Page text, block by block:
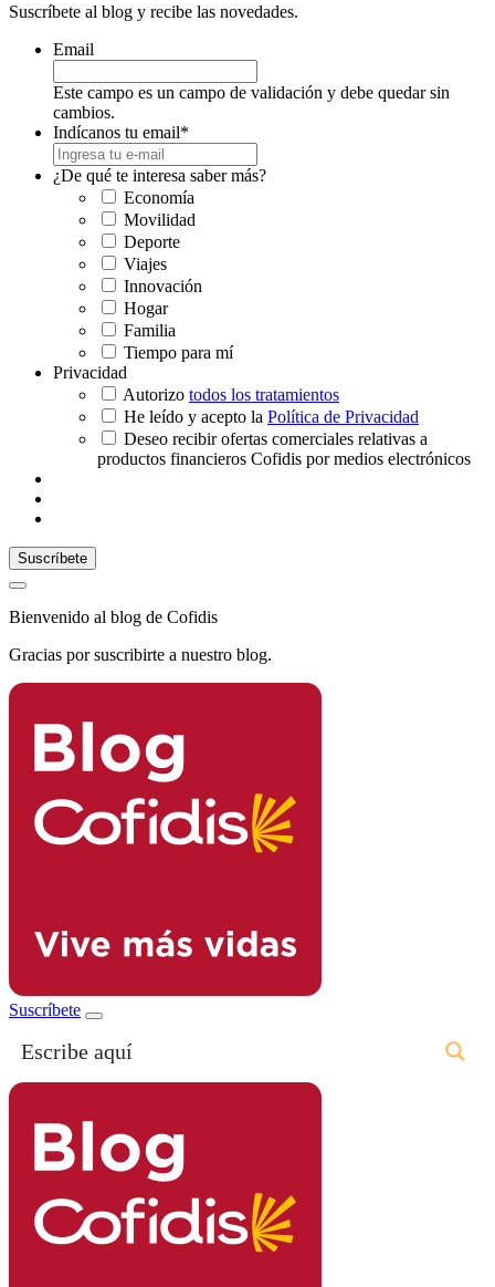
Suscríbete al blog y recibe las novedades.
Email
Este campo es un campo de validación y debe quedar sin
cambios.
Indícanos tu email*
¿De qué te interesa saber más?
Economía
Movilidad
Deporte
Viajes
Innovación
Hogar
Familia
Tiempo para mí
Privacidad
Autorizo todos los tratamientos
He leído y acepto la Política de Privacidad
Deseo recibir ofertas comerciales relativas a
productos financieros Cofidis por medios electrónicos
Bienvenido al blog de Cofidis
Gracias por suscribirte a nuestro blog.
Suscríbete